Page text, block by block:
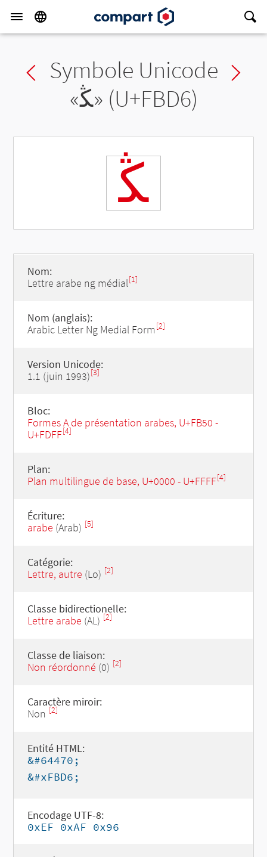
Previous char
Symbole Unicode
«ﯖ» (U+FBD6)
ﯖ
Nom:
Lettre arabe ng médial[1]
Nom (anglais):
Arabic Letter Ng Medial Form [2]
Version Unicode:
1.1 (juin 1993)[3]
Bloc:
Formes A de présentation arabes, U+FB50 -
U+FDFF[4]
Plan:
Plan multilingue de base, U+0000 - U+FFFF[4]
Écriture:
arabe (Arab) [5]
Catégorie:
Lettre, autre (Lo) [2]
Classe bidirectionelle:
Lettre arabe (AL) [2]
Classe de liaison:
Non réordonné (0) [2]
Caractère miroir:
Non [2]
Entité HTML:
&#64470;
&#xFBD6;
Encodage UTF-8:
0xEF 0xAF 0x96